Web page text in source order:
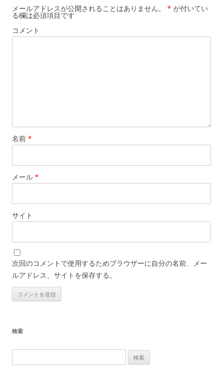
シ
ョ
ン
メールアドレスが公開されることはありません。 * が付いてい
る欄は必須項目です
コメント
名前 *
メール *
サイト
次回のコメントで使用するためブラウザーに自分の名前、メー
ルアドレス、サイトを保存する。
検索
索